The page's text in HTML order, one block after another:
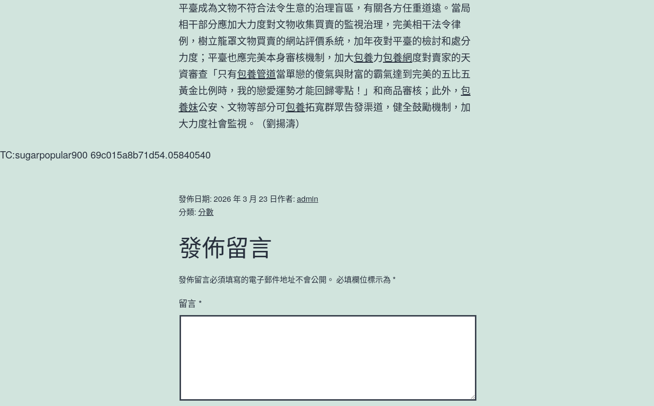
平臺成為文物不符合法令生意的治理盲區，有關各方任重道遠。當局
相干部分應加大力度對文物收集買賣的監視治理，完美相干法令律
例，樹立籠罩文物買賣的網站評價系統，加年夜對平臺的檢討和處分
力度；平臺也應完美本身審核機制，加大包養力包養網度對賣家的天
資審查「只有包養管道當單戀的傻氣與財富的霸氣達到完美的五比五
黃金比例時，我的戀愛運勢才能回歸零點！」和商品審核；此外， 包
養妹公安、文物等部分可包養拓寬群眾告發渠道，健全鼓勵機制，加
大力度社會監視。
（劉揚濤）
TC:sugarpopular900 69c015a8b71d54.05840540
發佈日期: 2026 年 3 月 23 日作者: admin
分類: 分數
發佈留言
發佈留言必須填寫的電子郵件地址不會公開。 必填欄位標示為 *
留言 *